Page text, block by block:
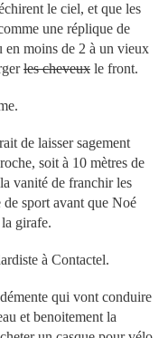
le ciel, et que les
une réplique de
en moins de 2 à un vieux
les cheveux le front.
de laisser sagement
soit à 10 mètres de
vanité de franchir les
sport avant que Noé
girafe.
à Contactel.
qui vont conduire
et benoitement la